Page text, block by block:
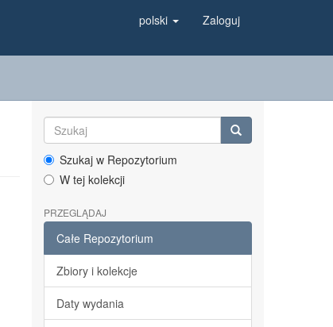
polski Zaloguj
Szukaj w Repozytorium
W tej kolekcji
PRZEGLĄDAJ
Całe Repozytorium
Zbiory i kolekcje
Daty wydania